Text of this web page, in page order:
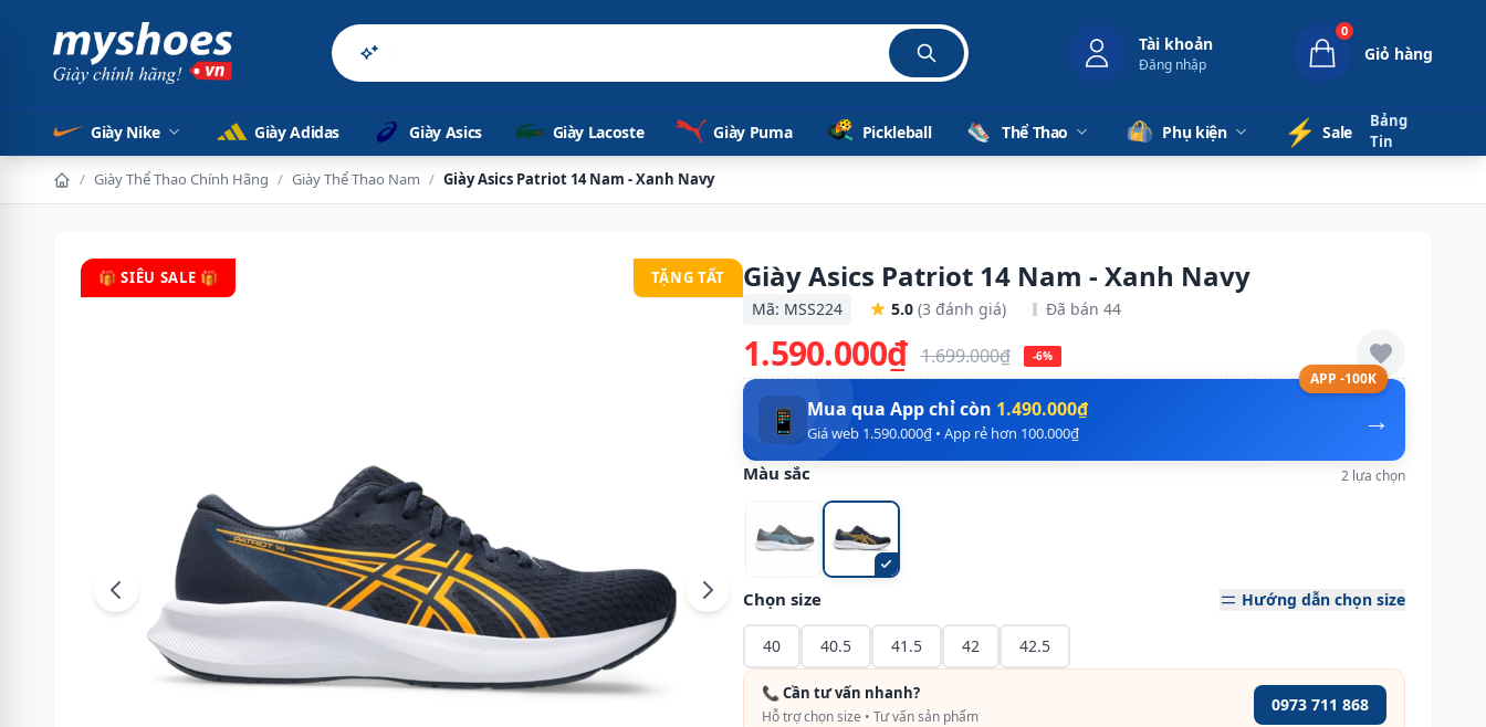
Sản phẩm chính hã Tài khoản
Đăng nhập
0
Giỏ hàng
Giày Nike Giày Adidas Giày Asics Giày Lacoste Giày Puma Pickleball Thể Thao Phụ kiện ⚡️ Sale
Bảng
Tin
/ Giày Thể Thao Chính Hãng / Giày Thể Thao Nam / Giày Asics Patriot 14 Nam - Xanh Navy
🎁 SIÊU SALE 🎁 TẶNG TẤT Giày Asics Patriot 14 Nam - Xanh Navy
Mã: MSS224 5.0 (3 đánh giá) Đã bán 44
1.590.000₫ 1.699.000₫ -6%
APP -100K
→
📱 Mua qua App chỉ còn 1.490.000₫
Giá web 1.590.000₫ • App rẻ hơn 100.000₫
Màu sắc 2 lựa chọn
Chọn size Hướng dẫn chọn size
40 40.5 41.5 42 42.5
📞 Cần tư vấn nhanh?
Hỗ trợ chọn size • Tư vấn sản phẩm
0973 711 868